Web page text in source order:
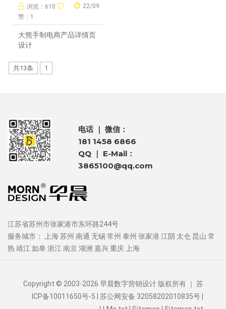
浏览：610
赞：1
22/09
大熊手制电商产品详情页
设计
共13条 1
电话 ｜ 微信：
181 1458 6866
QQ ｜ E-Mail：
3865100@qq.com
江苏省苏州市张家港市东环路244号
服务城市：
上海苏州 南通 无锡常州 泰州 张家港 江阴 太仓 昆山 常
熟靖江 如皋浙江 南京湖洲 嘉兴重庆 上海
Copyright © 2003-2026 早晨数字营销设计 版权所有 ｜ 苏
ICP备10011650号-5 | 苏公网安备 32058202010835号 |